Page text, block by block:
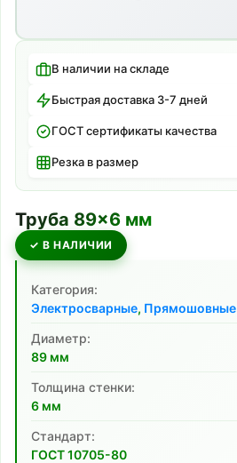
В наличии на складе
Быстрая доставка 3-7 дней
ГОСТ сертификаты качества
Резка в размер
Труба 89×6 мм
✓ В НАЛИЧИИ
Категория:
Электросварные, Прямошовные
Диаметр:
89 мм
Толщина стенки:
6 мм
Cтандарт:
ГОСТ 10705-80